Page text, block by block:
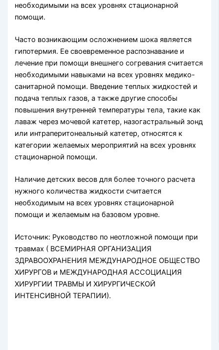
необходимыми на всех уровнях стационарной
помощи.
Часто возникающим осложнением шока является
гипотермия. Ее своевремен­ное распознавание и
лечение при помощи внешнего согревания считается
необхо­димыми навыками на всех уровнях медико-
санитарной помощи. Введение теплых жидкостей и
подача теплых газов, а также другие способы
повышения внутренней температуры тела, такие как
лаваж через мочевой катетер, назогастральный зонд
или интраперитонеальный катетер, относятся к
категории желаемых мероприятий на всех уровнях
стационарной помощи.
Наличие детских весов для более точного расчета
нужного количества жидко­сти считается
необходимым на всех уровнях стационарной
помощи и желаемым на базовом уровне.
Источник: Руководство по неотложной помощи при
травмах ( ВСЕМИРНАЯ ОРГАНИЗАЦИЯ
ЗДРАВООХРАНЕНИЯ МЕЖДУНАРОДНОЕ ОБЩЕСТВО
ХИРУРГОВ и МЕЖДУНАРОДНАЯ АССОЦИАЦИЯ
ХИРУРГИИ ТРАВМЫ И ХИРУРГИЧЕСКОЙ
ИНТЕНСИВНОЙ ТЕРАПИИ).